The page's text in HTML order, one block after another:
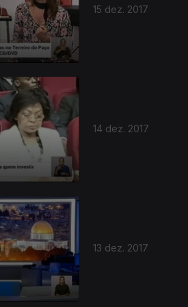
15 dez. 2017
14 dez. 2017
13 dez. 2017